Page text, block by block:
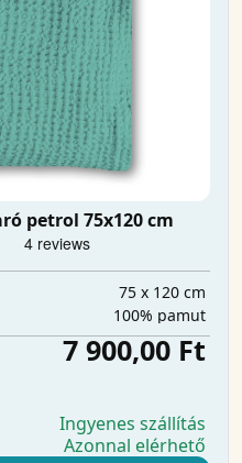
petrol 75x120 cm
75 x 120 cm
100% pamut
7 900,00 Ft
Ingyenes szállítás
Azonnal elérhető